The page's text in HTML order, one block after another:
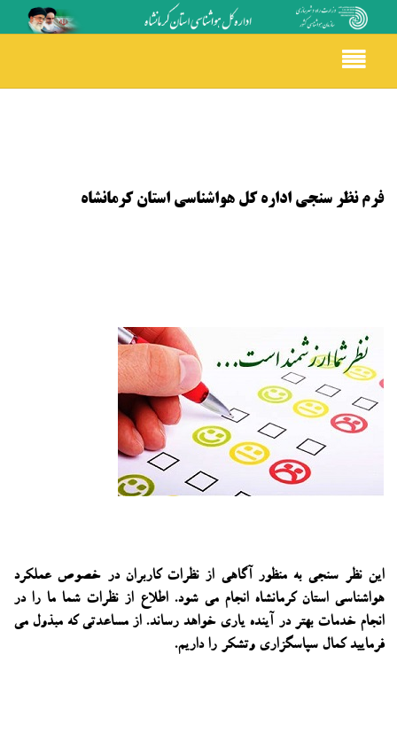
Toggle
navigation
فرم نظر سنجی اداره کل هواشناسی استان کرمانشاه
این نظر سنجی به منظور آگاهی از نظرات کاربران در خصوص عملکرد
هواشناسی استان کرمانشاه انجام می شود. اطلاع از نظرات شما ما را در
انجام خدمات بهتر در آینده یاری خواهد رساند. از مساعدتی که مبذول می
فرمایید کمال سپاسگزاری وتشکر را داریم.